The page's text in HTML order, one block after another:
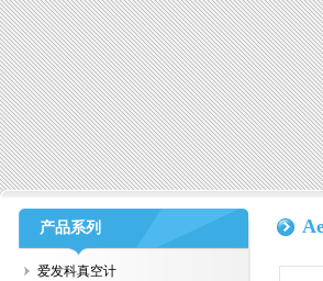
产品系列
爱发科真空计